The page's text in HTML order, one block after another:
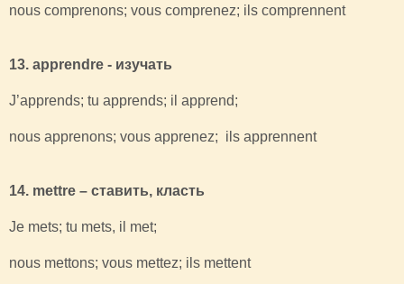
nous comprenons; vous comprenez; ils comprennent
13. apprendre - изучать
J’apprends; tu apprends; il apprend;
nous apprenons; vous apprenez; ils apprennent
14. mettre – ставить, класть
Je mets; tu mets, il met;
nous mettons; vous mettez; ils mettent